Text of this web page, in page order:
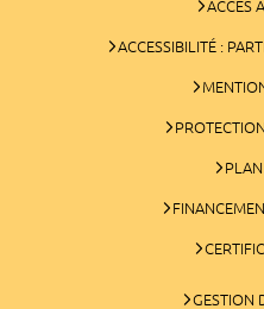
ACCÈS
ACCESSIBILITÉ :
GESTION